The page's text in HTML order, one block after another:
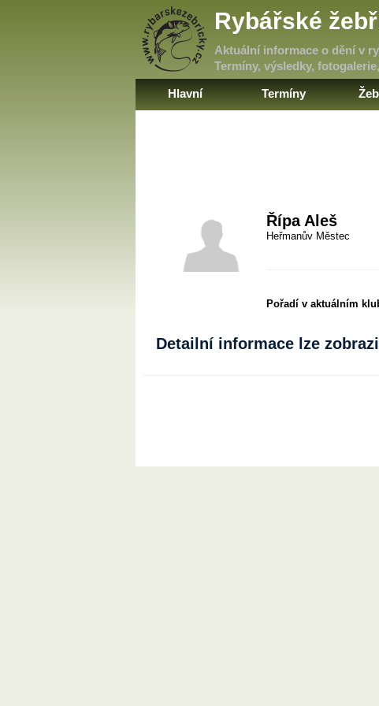
Rybářské
Aktuální informace o dění v
Termíny, výsledky,
Hlavní Termíny
Řípa Aleš
Heřmanův Městec
Pořadí v aktuálním
Detailní informace lze